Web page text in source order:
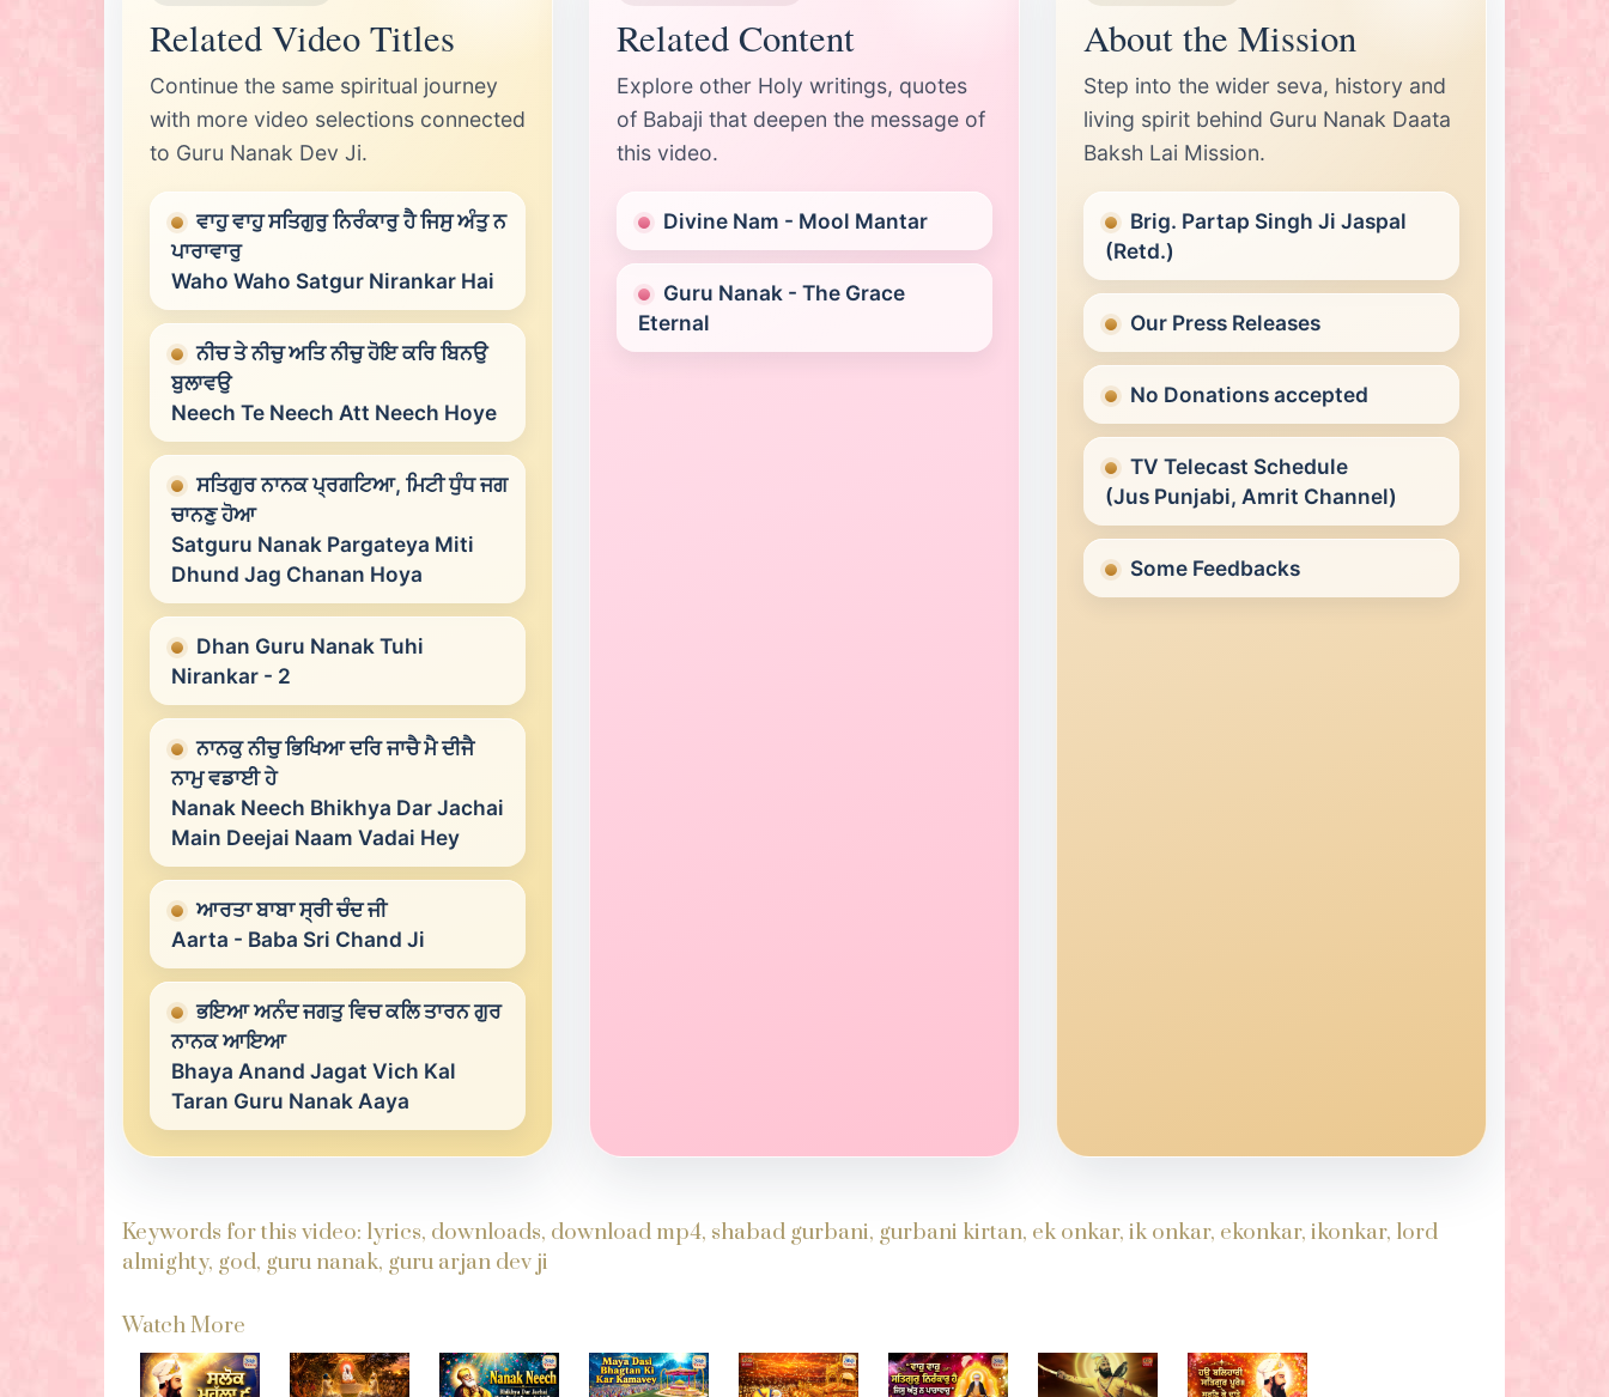
Related Video Titles
Continue the same spiritual journey
with more video selections connected
to Guru Nanak Dev Ji.
ਵਾਹੁ ਵਾਹੁ ਸਤਿਗੁਰੁ ਨਿਰੰਕਾਰੁ ਹੈ ਜਿਸੁ ਅੰਤੁ ਨ
ਪਾਰਾਵਾਰੁ
Waho Waho Satgur Nirankar Hai
ਨੀਚ ਤੇ ਨੀਚੁ ਅਤਿ ਨੀਚੁ ਹੋਇ ਕਰਿ ਬਿਨਉ
ਬੁਲਾਵਉ
Neech Te Neech Att Neech Hoye
ਸਤਿਗੁਰ ਨਾਨਕ ਪ੍ਰਗਟਿਆ, ਮਿਟੀ ਧੁੰਧ ਜਗ
ਚਾਨਣੁ ਹੋਆ
Satguru Nanak Pargateya Miti
Dhund Jag Chanan Hoya
Dhan Guru Nanak Tuhi
Nirankar - 2
ਨਾਨਕੁ ਨੀਚੁ ਭਿਖਿਆ ਦਰਿ ਜਾਚੈ ਮੈ ਦੀਜੈ
ਨਾਮੁ ਵਡਾਈ ਹੇ
Nanak Neech Bhikhya Dar Jachai
Main Deejai Naam Vadai Hey
ਆਰਤਾ ਬਾਬਾ ਸ੍ਰੀ ਚੰਦ ਜੀ
Aarta - Baba Sri Chand Ji
ਭਇਆ ਅਨੰਦ ਜਗਤੁ ਵਿਚ ਕਲਿ ਤਾਰਨ ਗੁਰ
ਨਾਨਕ ਆਇਆ
Bhaya Anand Jagat Vich Kal
Taran Guru Nanak Aaya
Related Content
Explore other Holy writings, quotes
of Babaji that deepen the message of
this video.
Divine Nam - Mool Mantar
Guru Nanak - The Grace
Eternal
About the Mission
Step into the wider seva, history and
living spirit behind Guru Nanak Daata
Baksh Lai Mission.
Brig. Partap Singh Ji Jaspal
(Retd.)
Our Press Releases
No Donations accepted
TV Telecast Schedule
(Jus Punjabi, Amrit Channel)
Some Feedbacks
Keywords for this video: lyrics, downloads, download mp4, shabad gurbani, gurbani kirtan, ek onkar, ik onkar, ekonkar, ikonkar, lord
almighty, god, guru nanak, guru arjan dev ji
Watch More